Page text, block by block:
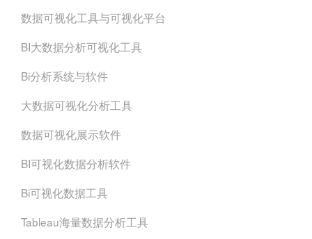
数据可视化工具与可视化平台
BI大数据分析可视化工具
Bi分析系统与软件
大数据可视化分析工具
数据可视化展示软件
BI可视化数据分析软件
Bi可视化数据工具
Tableau海量数据分析工具